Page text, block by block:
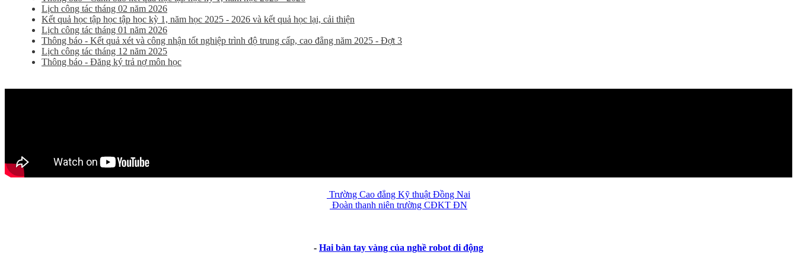
Lịch công tác tháng 02 năm 2026
Kết quả học tập học tập học kỳ 1, năm học 2025 - 2026 và kết quả học lại, cải thiện
Lịch công tác tháng 01 năm 2026
Thông báo - Kết quả xét và công nhận tốt nghiệp trình độ trung cấp, cao đẳng năm 2025 - Đợt 3
Lịch công tác tháng 12 năm 2025
Thông báo - Đăng ký trả nợ môn học
Trường Cao đẳng Kỹ thuật Đồng Nai
Đoàn thanh niên trường CĐKT ĐN
- Hai bàn tay vàng của nghề robot di động